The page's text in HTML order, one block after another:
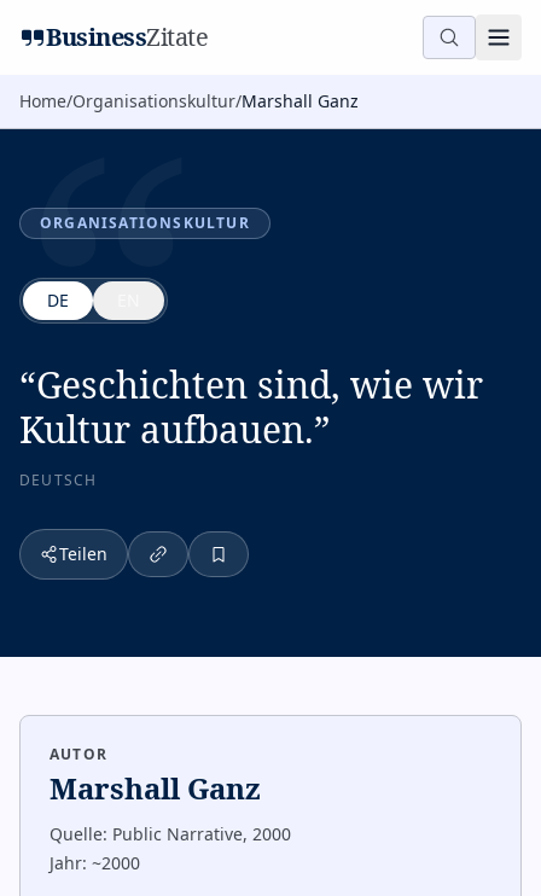
BusinessZitate
Home/Organisationskultur/Marshall Ganz
“
ORGANISATIONSKULTUR
DE
“Geschichten sind, wie wir
Kultur aufbauen.”
DEUTSCH
Teilen
AUTOR
Marshall Ganz
Quelle: Public Narrative, 2000
Jahr: ~2000